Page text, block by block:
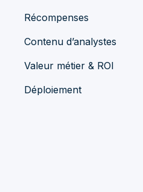
Récompenses
Contenu d’analystes
Valeur métier & ROI
Déploiement